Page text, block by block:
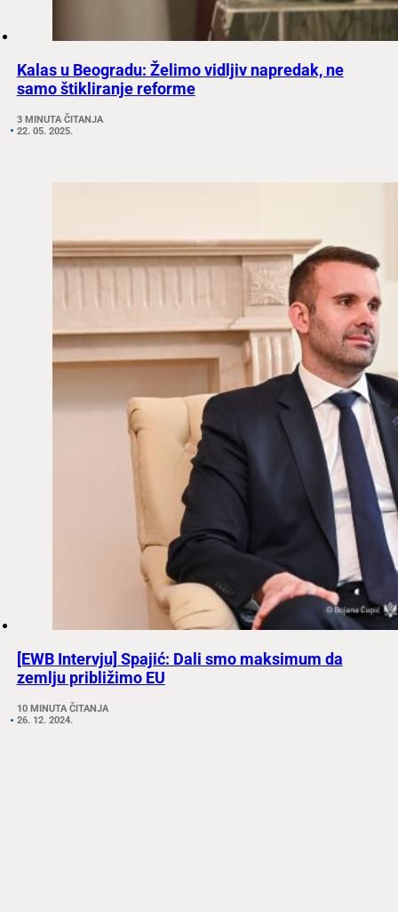
Kalas u Beogradu: Želimo vidljiv napredak, ne
samo štikliranje reforme
3 MINUTA ČITANJA
22. 05. 2025.
[EWB Intervju] Spajić: Dali smo maksimum da
zemlju približimo EU
10 MINUTA ČITANJA
26. 12. 2024.